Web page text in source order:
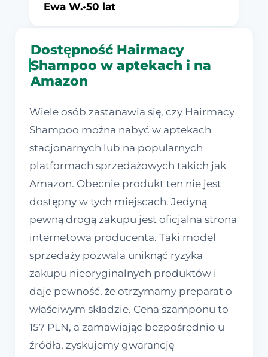
Ewa W.•50 lat
Dostępność Hairmacy
Shampoo w aptekach i na
Amazon
Wiele osób zastanawia się, czy Hairmacy
Shampoo można nabyć w aptekach
stacjonarnych lub na popularnych
platformach sprzedażowych takich jak
Amazon. Obecnie produkt ten nie jest
dostępny w tych miejscach. Jedyną
pewną drogą zakupu jest oficjalna strona
internetowa producenta. Taki model
sprzedaży pozwala uniknąć ryzyka
zakupu nieoryginalnych produktów i
daje pewność, że otrzymamy preparat o
właściwym składzie. Cena szamponu to
157 PLN, a zamawiając bezpośrednio u
źródła, zyskujemy gwarancję